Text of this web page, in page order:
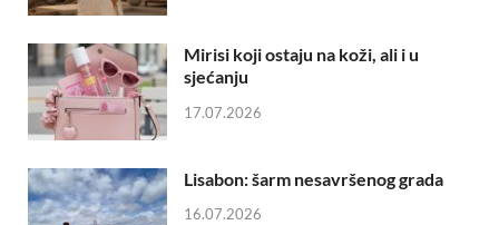
Mirisi koji ostaju na koži, ali i u
sjećanju
17.07.2026
Lisabon: šarm nesavršenog grada
16.07.2026